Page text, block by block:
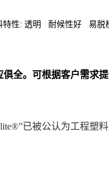
特性: 透明 耐候性好 易脱
全。可根据客户需求提
已被公认为工程塑料